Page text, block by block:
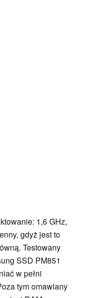
1,6 GHz,
gdyż jest to
Testowany
SSD PM851
w pełni
tym omawiany